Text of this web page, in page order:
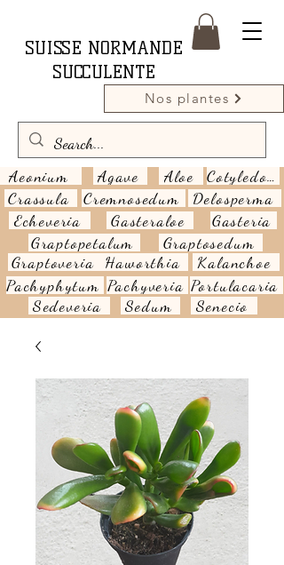
SUISSE NORMANDE
SUCCULENTE
Nos plantes
Aeonium Agave Aloe
Cotyledon
Crassula
Cremnosedum
Delosperma
Echeveria
Gasteraloe
Gasteria
Graptopetalum
Graptosedum
Graptoveria Haworthia
Kalanchoe
Pachyphytum Pachyveria
Sedeveria
Sedum
Portulacaria
Senecio